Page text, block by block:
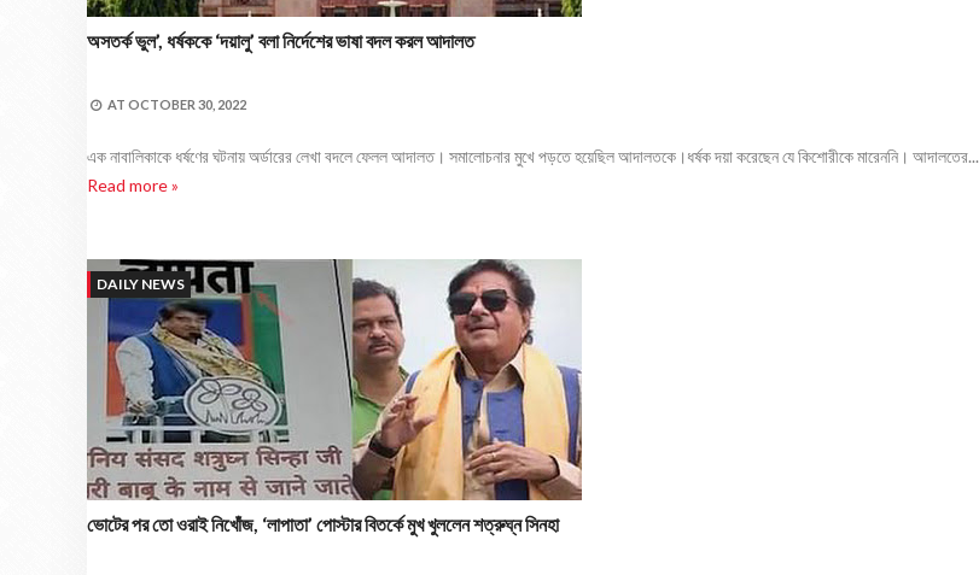
অসতর্ক ভুল’, ধর্ষককে ‘দয়ালু’ বলা নির্দেশের ভাষা বদল করল আদালত
AT OCTOBER 30, 2022
এক নাবালিকাকে ধর্ষণের ঘটনায় অর্ডারের লেখা বদলে ফেলল আদালত। সমালোচনার মুখে পড়তে হয়েছিল আদালতকে।ধর্ষক দয়া করেছেন যে কিশোরীকে মারেননি। আদালতের...
Read more »
DAILY NEWS
ভোটের পর তো ওরাই নিখোঁজ, ‘লাপাতা’ পোস্টার বিতর্কে মুখ খুললেন শত্রুঘ্ন সিনহা